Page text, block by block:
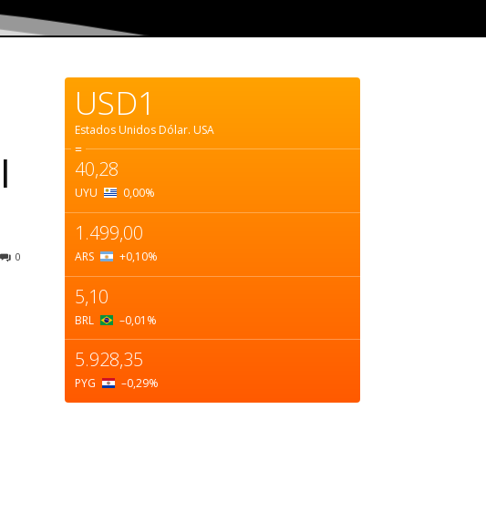
0
USD1
Estados Unidos Dólar. USA
=
40,28
UYU 0,00%
1.499,00
ARS +0,10%
5,10
BRL –0,01 %
5.928,35
PYG –0,29%